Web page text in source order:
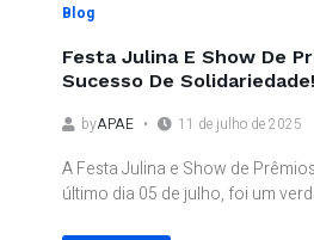
Blog
Festa Julina E Show De
Sucesso De Solidariedade!
byAPAE 11 de julho de 2025
A Festa Julina e Show de
último dia 05 de julho, foi um